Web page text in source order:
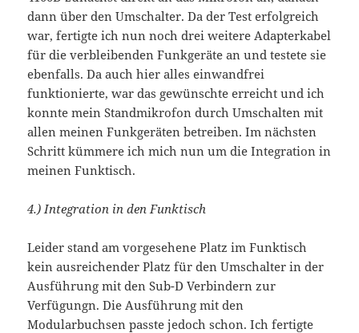
dann über den Umschalter. Da der Test erfolgreich
war, fertigte ich nun noch drei weitere Adapterkabel
für die verbleibenden Funkgeräte an und testete sie
ebenfalls. Da auch hier alles einwandfrei
funktionierte, war das gewünschte erreicht und ich
konnte mein Standmikrofon durch Umschalten mit
allen meinen Funkgeräten betreiben. Im nächsten
Schritt kümmere ich mich nun um die Integration in
meinen Funktisch.
4.) Integration in den Funktisch
Leider stand am vorgesehene Platz im Funktisch
kein ausreichender Platz für den Umschalter in der
Ausführung mit den Sub-D Verbindern zur
Verfügungn. Die Ausführung mit den
Modularbuchsen passte jedoch schon. Ich fertigte